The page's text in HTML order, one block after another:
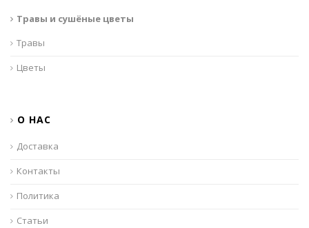
Травы и сушёные цветы
Травы
Цветы
О НАС
Доставка
Контакты
Политика
Статьи